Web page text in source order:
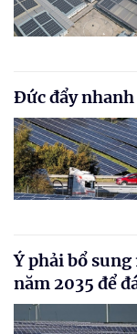
Đức đẩy
Ý phải bổ
năm 2035 để